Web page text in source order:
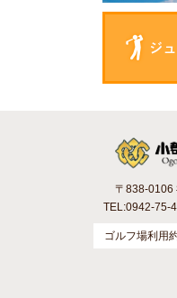
〒838-0106
TEL:0942-75-
ゴルフ場利用